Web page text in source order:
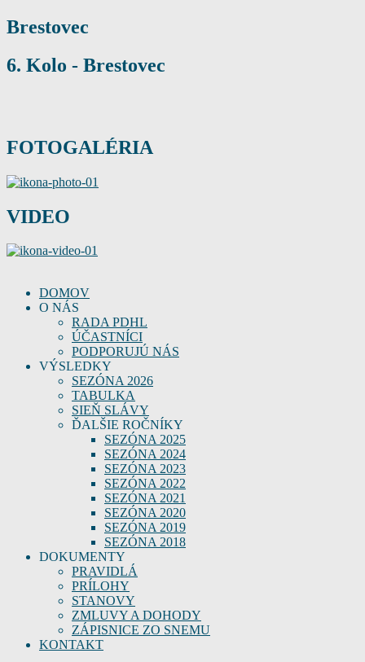
Brestovec
6. Kolo - Brestovec
FOTOGALÉRIA
VIDEO
DOMOV
O NÁS
RADA PDHL
ÚČASTNÍCI
PODPORUJÚ NÁS
VÝSLEDKY
SEZÓNA 2026
TABULKA
SIEŇ SLÁVY
ĎALŠIE ROČNÍKY
SEZÓNA 2025
SEZÓNA 2024
SEZÓNA 2023
SEZÓNA 2022
SEZÓNA 2021
SEZÓNA 2020
SEZÓNA 2019
SEZÓNA 2018
DOKUMENTY
PRAVIDLÁ
PRÍLOHY
STANOVY
ZMLUVY A DOHODY
ZÁPISNICE ZO SNEMU
KONTAKT